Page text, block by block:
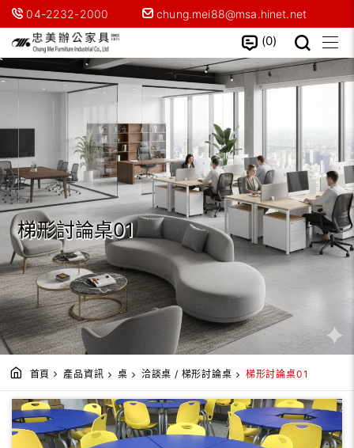
04-2232-2000 chung.mei88@msa.hinet.net
0
梯形討論桌01
首頁 產品資訊 桌 洽談桌 / 梯形討論桌 梯形討論桌01